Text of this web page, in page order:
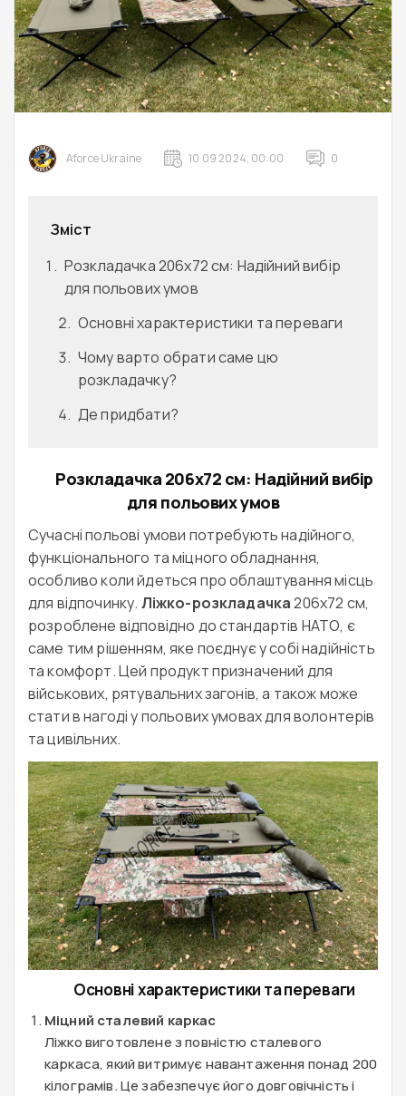
Aforce Ukraine 10 09 2024, 00:00 0
Зміст
Розкладачка 206x72 см: Надійний вибір
для польових умов
Основні характеристики та переваги
Чому варто обрати саме цю
розкладачку?
Де придбати?
Розкладачка 206x72 см: Надійний вибір
для польових умов
Сучасні польові умови потребують надійного,
функціонального та міцного обладнання,
особливо коли йдеться про облаштування місць
для відпочинку. Ліжко-розкладачка206x72 см,
розроблене відповідно до стандартів НАТО, є
саме тим рішенням, яке поєднує у собі надійність
та комфорт. Цей продукт призначений для
військових, рятувальних загонів, а також може
стати в нагоді у польових умовах для волонтерів
та цивільних.
Основні характеристики та переваги
Міцний сталевий каркас
Ліжко виготовлене з повністю сталевого
каркаса, який витримує навантаження понад 200
кілограмів. Це забезпечує його довговічність і